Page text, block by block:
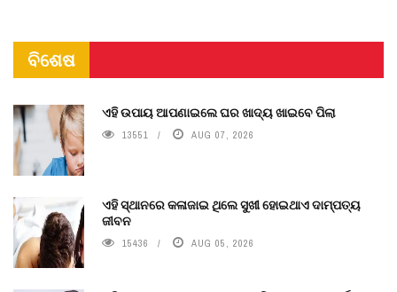
ବିଶେଷ
ଏହି ଉପାୟ ଆପଣାଇଲେ ଘର ଖାଦ୍ୟ ଖାଇବେ ପିଲା
13551 AUG 07, 2026
ଏହି ସ୍ଥାନରେ କଳାଜାଇ ଥିଲେ ସୁଖୀ ହୋଇଥାଏ ଦାମ୍ପତ୍ୟ
ଜୀବନ
15436 AUG 05, 2026